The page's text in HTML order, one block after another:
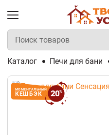
Каталог Печи для бани
МОМЕНТАЛЬНЫЙ
КЕШБЭК 20%